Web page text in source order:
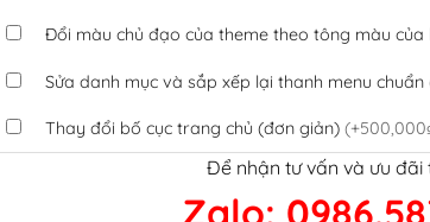
Đổi màu chủ đạo của theme theo tông màu của
Sửa danh mục và sắp xếp lại thanh menu chuẩn
Thay đổi bố cục trang chủ (đơn giản)
Tích hợp thanh toán QR Code ngân hàng
Để nhận tư vấn và ưu đãi
Zalo: